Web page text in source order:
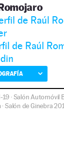
de Raúl
de Raúl
19 ·Salón Automóvil
·Salón de Ginebra